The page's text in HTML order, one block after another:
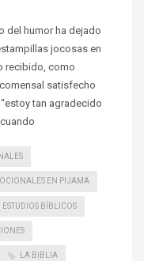
del humor ha dejado
jocosas en
recibido, como
satisfecho
tan agradecido
EN PIJAMA
ESTUDIOS BÍBLICOS
LA BIBLIA